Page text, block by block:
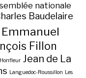
nationale
Baudelaire
Emmanuel
Fillon
Honfleur Jean de La
Languedoc-Roussillon Les